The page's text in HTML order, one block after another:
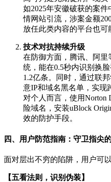
如2025年安徽破获的案
情网站引流，涉案金额
放任此类内容的平台也可
技术对抗持续升级
在防御方面，腾讯、阿
统，能在0.5秒内识别换
1.2亿条。同时，通过联
意IP和域名黑名单，实现
对个人而言，使用Norton
险域名，安装uBlock
效的防护手段。
四、用户防范指南：守卫指尖
面对层出不穷的陷阱，用户可
【五看法则，识别伪装】